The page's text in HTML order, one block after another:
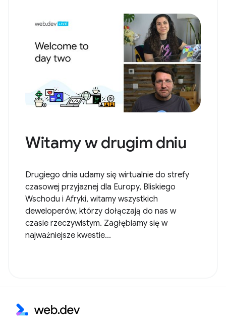
Witamy w drugim dniu
Drugiego dnia udamy się wirtualnie do strefy
czasowej przyjaznej dla Europy, Bliskiego
Wschodu i Afryki, witamy wszystkich
deweloperów, którzy dołączają do nas w
czasie rzeczywistym. Zagłębiamy się w
najważniejsze kwestie...